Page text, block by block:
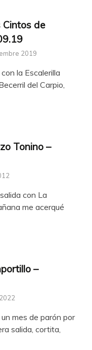
Cintos de
2019
la Escalerilla
del Carpio,
Tonino –
con La
me acerqué
–
mes de parón por
salida, cortita,